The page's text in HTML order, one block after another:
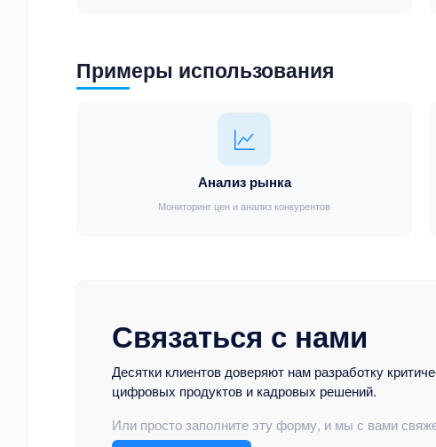
Примеры использования
Анализ рынка
Мониторинг цен и анализ конкурентов
Связаться с нами
Десятки клиентов доверяют нам разработку
цифровых продуктов и кадровых решений.
Или просто заполните эту форму, и мы с вами